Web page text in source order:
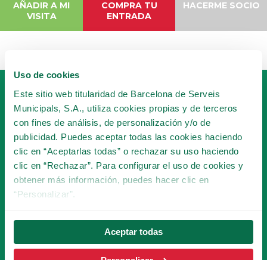
Uso de cookies
Este sitio web titularidad de Barcelona de Serveis
Municipals, S.A., utiliza cookies propias y de terceros
con fines de análisis, de personalización y/o de
publicidad. Puedes aceptar todas las cookies haciendo
clic en “Aceptarlas todas” o rechazar su uso haciendo
clic en “Rechazar”. Para configurar el uso de cookies y
obtener más información, puedes hacer clic en
“Personalizar”.
Aceptar todas
AÑADIR A MI
VISITA
COMPRA TU
ENTRADA
HACERME SOCIO
HAZTE SOCIO
DEL TIBICLUB!